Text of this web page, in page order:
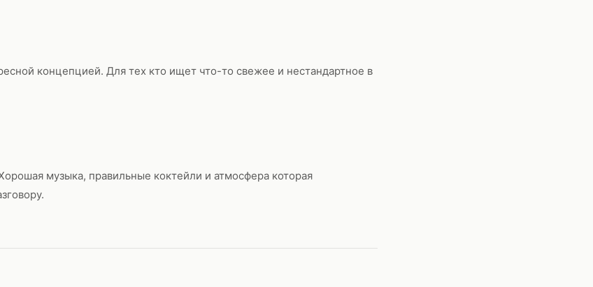
концепцией. Для тех кто ищет что-то свежее и нестандартное в
музыка, правильные коктейли и атмосфера которая